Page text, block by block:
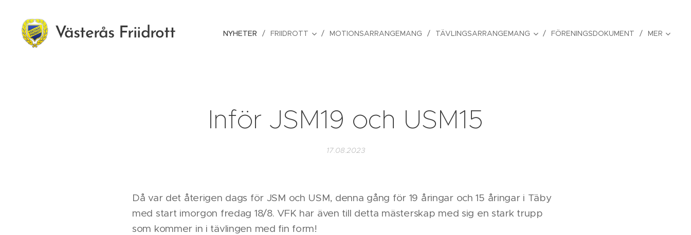
Västerås Friidrott NYHETER FRIIDROTT MOTIONSARRANGEMANG TÄVLINGSARRANGEMANG FÖRENINGSDOKUMENT MER
Inför JSM19 och USM15
17.08.2023
Då var det återigen dags för JSM och USM, denna gång för 19 åringar och 15 åringar i T¨äby
med start imorgon fredag 18/8. VFK har även till detta mästerskap med sig en stark trupp
som kommer in i tävlingen med fin form!